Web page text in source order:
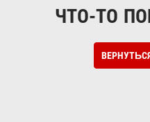
ЧТО-ТО